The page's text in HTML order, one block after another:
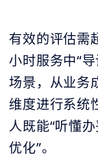
有效的评估需
小时服务中“
场景，从业务
维度进行系统
人既能“听懂
优化”。